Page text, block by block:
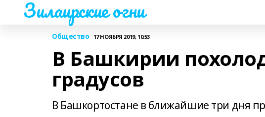
Зилаирские огни
Общество 17 НОЯБРЯ 2019, 10:53
В Башкирии
градусов
В Башкортостане в ближайшие три дня